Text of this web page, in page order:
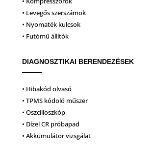
• Levegős szerszámok
• Nyomaték kulcsok
• Futómű állítók
DIAGNOSZTIKAI BERENDEZÉSEK
• Hibakód olvasó
• TPMS kódoló műszer
• Oszcilloszkóp
• Dízel CR próbapad
• Akkumulátor vizsgálat